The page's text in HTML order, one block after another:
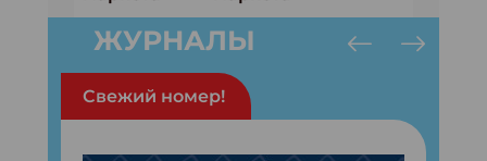
ЖУРНАЛЫ
Свежий номер!